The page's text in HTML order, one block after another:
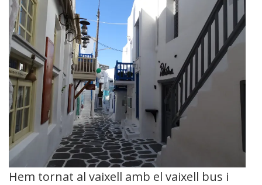
Hem tornat al vaixell amb el vaixell bus i